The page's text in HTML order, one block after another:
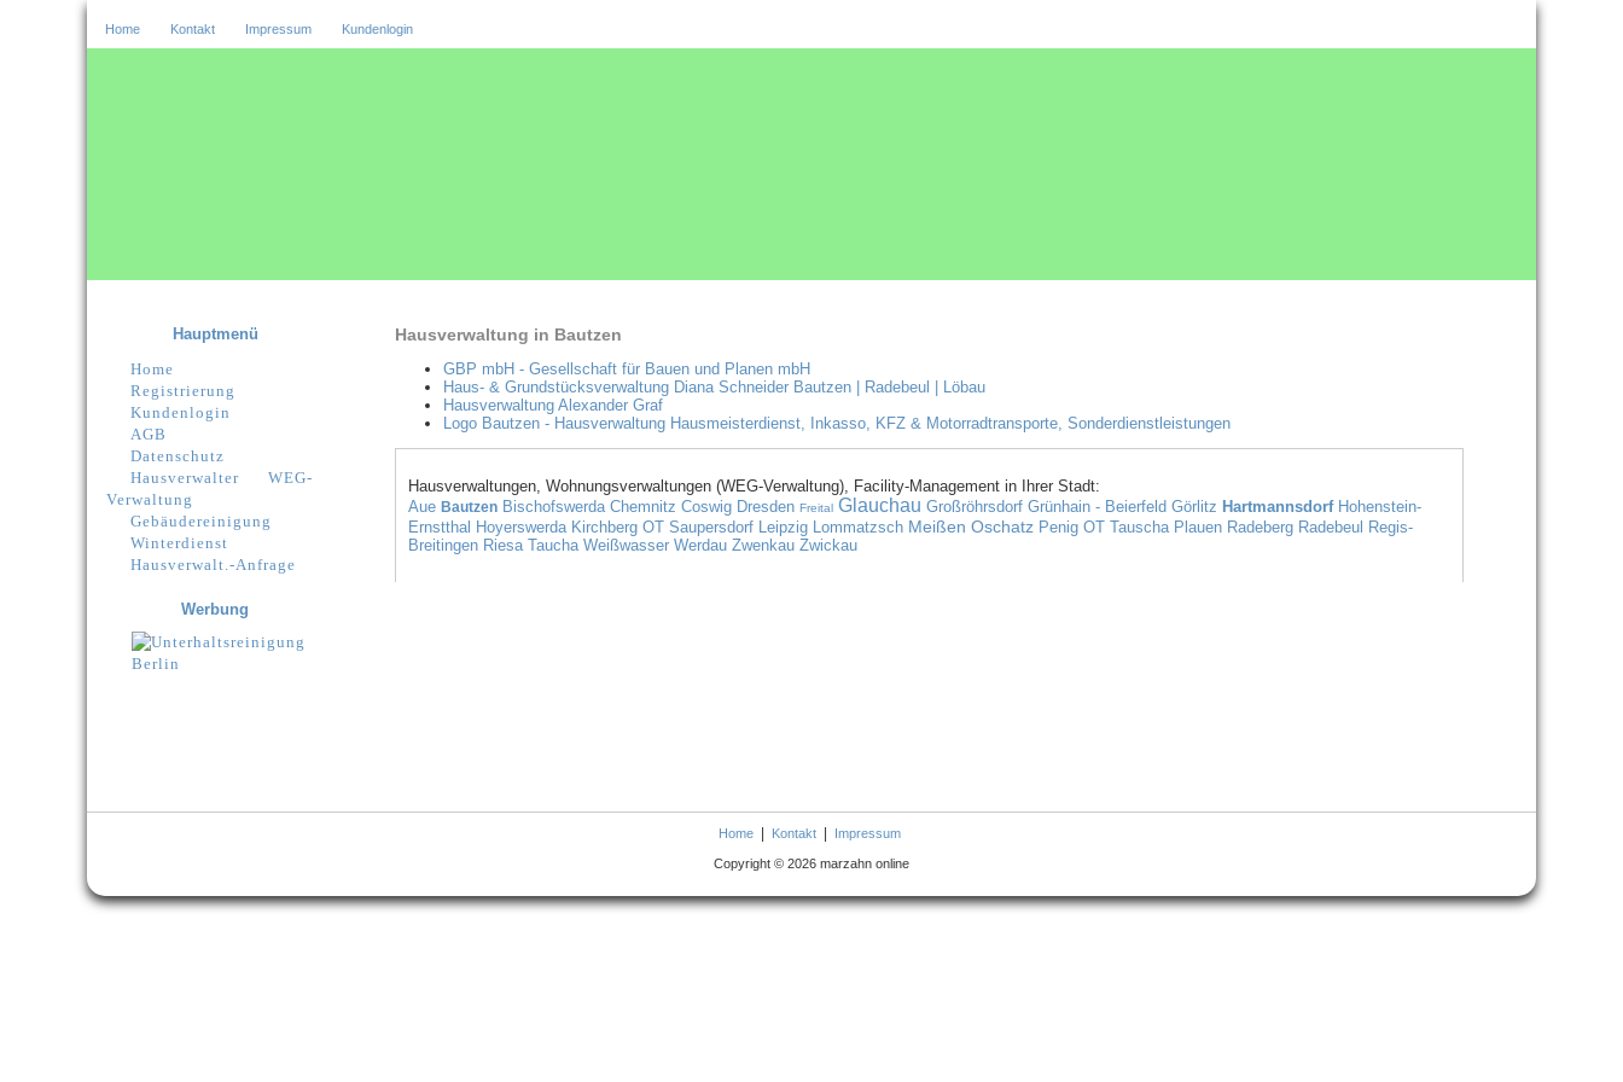
Home Kontakt Impressum Kundenlogin
Hausverwaltung in Bautzen
GBP mbH - Gesellschaft für Bauen und Planen mbH
Haus- & Grundstücksverwaltung Diana Schneider Bautzen | Radebeul | Löbau
Hausverwaltung Alexander Graf
Logo Bautzen - Hausverwaltung Hausmeisterdienst, Inkasso, KFZ & Motorradtransporte, Sonderdienstleistungen
Hausverwaltungen, Wohnungsverwaltungen (WEG-Verwaltung), Facility-Management in Ihrer Stadt:
Aue Bautzen Bischofswerda Chemnitz Coswig Dresden Freital Glauchau Großröhrsdorf Grünhain - Beierfeld Görlitz Hartmannsdorf Hohenstein-
Ernstthal Hoyerswerda Kirchberg OT Saupersdorf Leipzig Lommatzsch Meißen Oschatz Penig OT Tauscha Plauen Radeberg Radebeul Regis-
Breitingen Riesa Taucha Weißwasser Werdau Zwenkau Zwickau
Hauptmenü
Home
Registrierung
Kundenlogin
AGB
Datenschutz
Hausverwalter
WEG-
Verwaltung
Gebäudereinigung
Winterdienst
Hausverwalt.-Anfrage
Werbung
Home | Kontakt | Impressum
Copyright © 2026 marzahn online